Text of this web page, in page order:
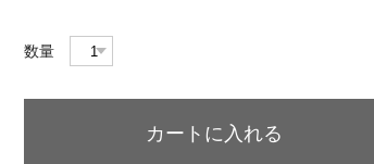
数量
カートに入れる